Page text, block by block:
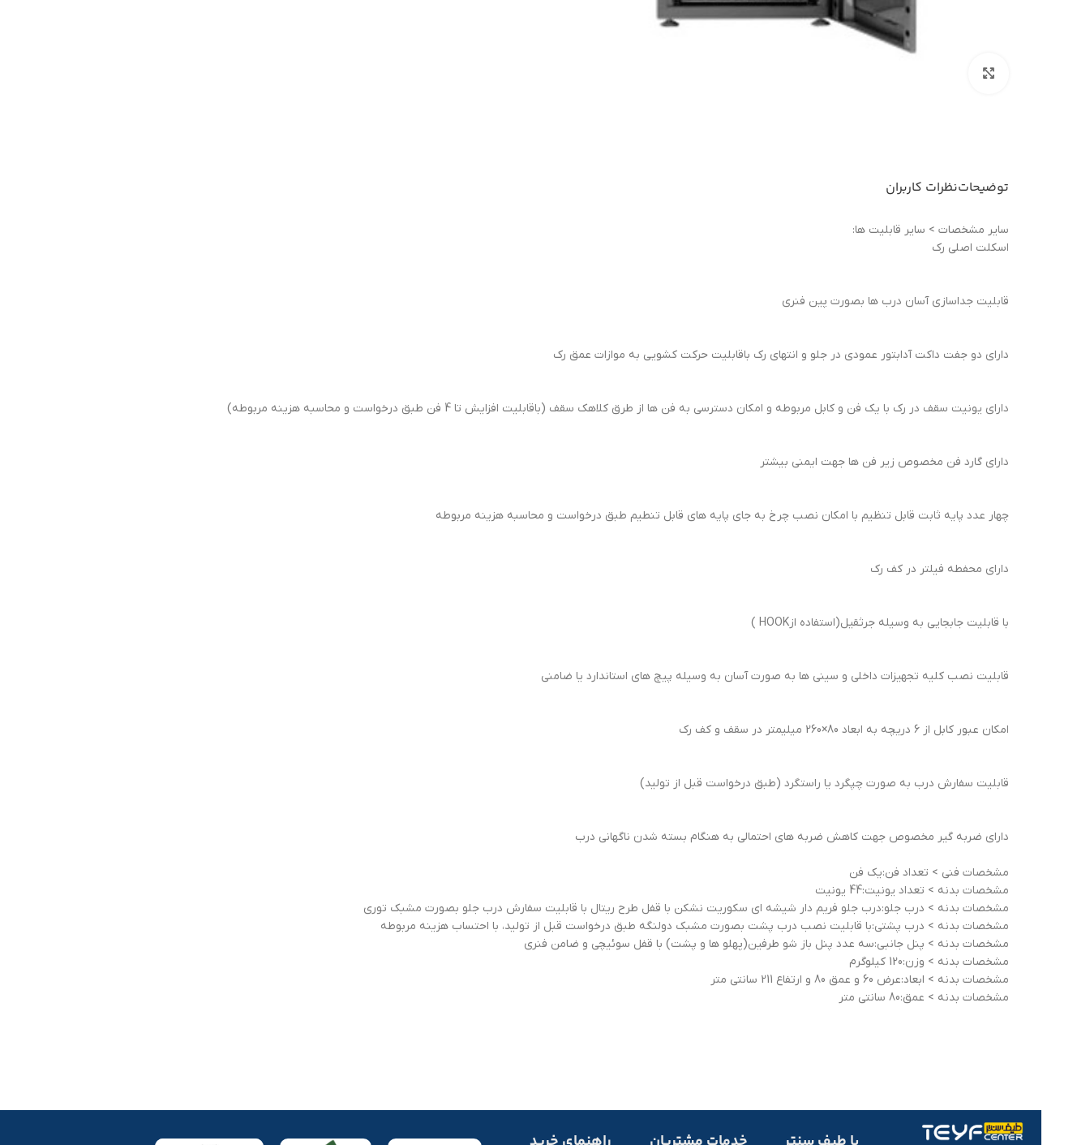
توضیحاتنظرات کاربران
ساير مشخصات > سایر قابلیت ها:
اسکلت اصلی رک
قابلیت جداسازی آسان درب ها بصورت پین فنری
دارای دو جفت داکت آدابتور عمودی در جلو و انتهای رک باقابلیت حرکت کشویی به موازات عمق رک
دارای یونیت سقف در رک با یک فن و کابل مربوطه و امکان دسترسی به فن ها از طرق کلاهک سقف (باقابلیت افزایش تا 4 فن طبق درخواست و محاسبه هزینه مربوطه)
دارای گارد فن مخصوص زیر فن ها جهت ایمنی بیشتر
چهار عدد پایه ثابت قابل تنظیم با امکان نصب چرخ به جای پایه های قابل تنطیم طبق درخواست و محاسبه هزینه مربوطه
دارای محفطه فیلتر در کف رک
با قابلیت جابجایی به وسیله جرثقیل(استفاده ازHOOK )
قابلیت نصب کلیه تجهیزات داخلی و سینی ها به صورت آسان به وسیله پیچ های استاندارد یا ضامنی
امکان عبور کابل از 6 دریچه به ابعاد 80×260 میلیمتر در سقف و کف رک
قابلیت سفارش درب به صورت چپگرد یا راستگرد (طبق درخواست قبل از تولید)
دارای ضربه گیر مخصوص جهت کاهش ضربه های احتمالی به هنگام بسته شدن ناگهانی درب
مشخصات فنی > تعداد فن:یک فن
مشخصات بدنه > تعداد یونیت:44 یونیت
مشخصات بدنه > درب جلو:درب جلو فریم دار شیشه ای سکوریت نشکن با قفل طرح ریتال با قابلیت سفارش درب جلو بصورت مشبک توری
مشخصات بدنه > درب پشتی:با قابلیت نصب درب پشت بصورت مشبک دولنگه طبق درخواست قبل از تولید، با احتساب هزینه مربوطه
مشخصات بدنه > پنل جانبی:سه عدد پنل باز شو طرفین(پهلو ها و پشت) با قفل سوئیچی و ضامن فنری
مشخصات بدنه > وزن:120 کیلوگرم
مشخصات بدنه > ابعاد:عرض 60 و عمق 80 و ارتفاع 211 سانتی متر
مشخصات بدنه > عمق:80 سانتی متر